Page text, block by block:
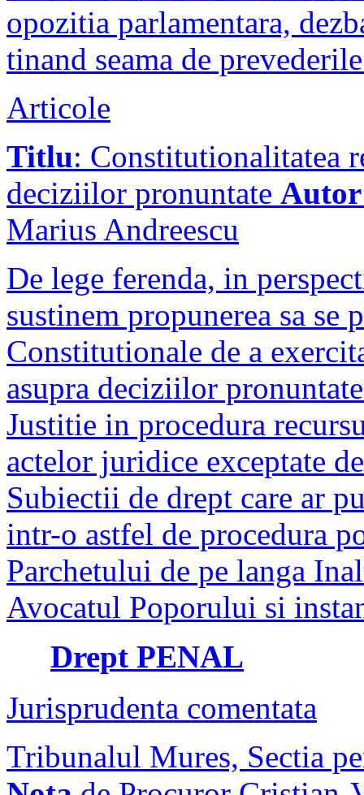
opozitia parlamentara,
tinand seama de
Articole
Titlu: Constitutionalitatea
deciziilor pronuntate Autor
Marius Andreescu
De lege ferenda, in
sustinem propunerea sa se
Constitutionale de a
asupra deciziilor
Justitie in procedura
actelor juridice exceptate
Subiectii de drept care ar
intr-o astfel de procedura
Parchetului de pe langa
Avocatul Poporului si
Drept PENAL
Jurisprudenta comentata
Tribunalul Mures, Sectia